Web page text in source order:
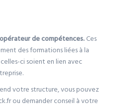
opérateur de compétences.Ces
des formations liées à la
ci soient en lien avec
votre structure, vous pouvez
ou demander conseil à votre